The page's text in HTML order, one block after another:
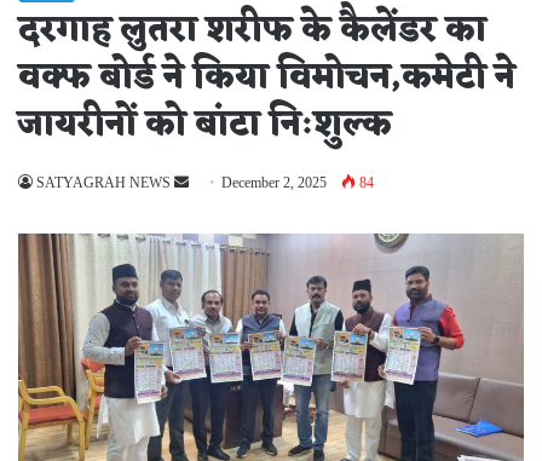
दरगाह लुतरा शरीफ के कैलेंडर का
वक्फ बोर्ड ने किया विमोचन,कमेटी ने
जायरीनों को बांटा निःशुल्क
SATYAGRAH NEWS
Send
email
December 2, 2025 84